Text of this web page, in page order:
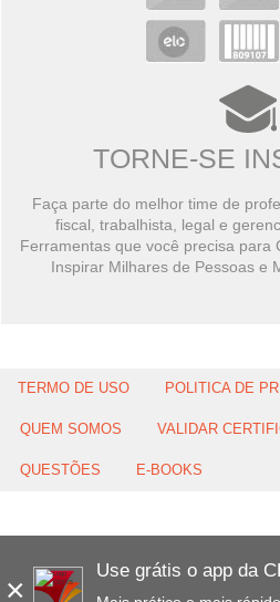
×
Use grátis o app da
TORNE-SE
Faça parte do melhor time de
fiscal, trabalhista, legal e
Ferramentas que você precisa para
Inspirar Milhares de Pessoas e
TERMO DE USO POLITICA DE
QUEM SOMOS VALIDAR
QUESTÕES E-BOOKS